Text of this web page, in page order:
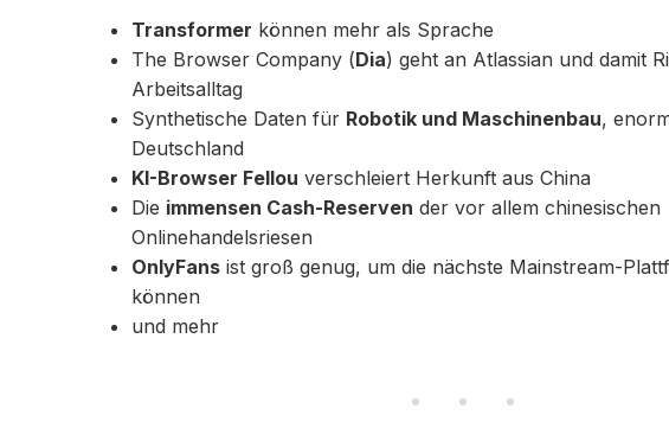
Transformer können mehr als Sprache
The Browser Company (Dia) geht an Atlassian und damit
Arbeitsalltag
Synthetische Daten für Robotik und Maschinenbau,
Deutschland
KI-Browser Fellou verschleiert Herkunft aus China
Die immensen Cash-Reserven der vor allem chinesischen
Onlinehandelsriesen
OnlyFans ist groß genug, um die nächste Mainstream-
können
und mehr